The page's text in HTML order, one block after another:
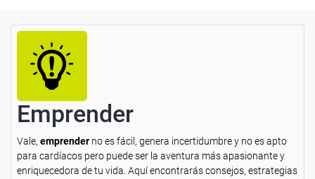
Emprender
Vale, emprender no es fácil, genera incertidumbre y no es apto
para cardíacos pero puede ser la aventura más apasionante y
enriquecedora de tu vida. Aquí encontrarás consejos, estrategias